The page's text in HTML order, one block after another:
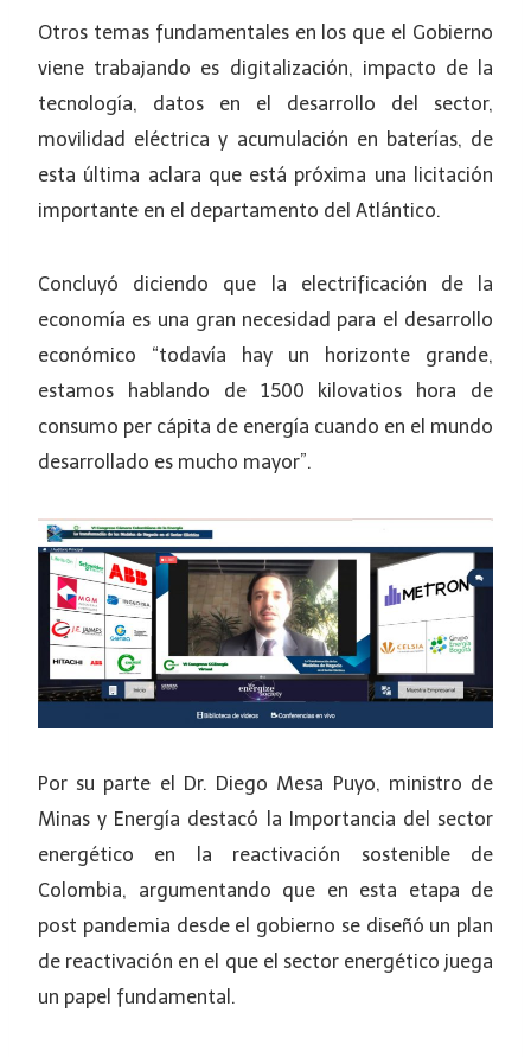
Otros temas fundamentales en los que el Gobierno
viene trabajando es digitalización, impacto de la
tecnología, datos en el desarrollo del sector,
movilidad eléctrica y acumulación en baterías, de
esta última aclara que está próxima una licitación
importante en el departamento del Atlántico.
Concluyó diciendo que la electrificación de la
economía es una gran necesidad para el desarrollo
económico “todavía hay un horizonte grande,
estamos hablando de 1500 kilovatios hora de
consumo per cápita de energía cuando en el mundo
desarrollado es mucho mayor”.
Por su parte el Dr. Diego Mesa Puyo, ministro de
Minas y Energía destacó la Importancia del sector
energético en la reactivación sostenible de
Colombia, argumentando que en esta etapa de
post pandemia desde el gobierno se diseñó un plan
de reactivación en el que el sector energético juega
un papel fundamental.